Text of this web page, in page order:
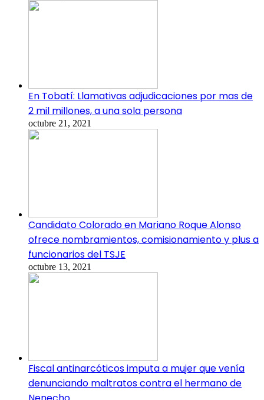
En Tobatí: Llamativas adjudicaciones por mas de
2 mil millones, a una sola persona
octubre 21, 2021
Candidato Colorado en Mariano Roque Alonso
ofrece nombramientos, comisionamiento y plus a
funcionarios del TSJE
octubre 13, 2021
Fiscal antinarcóticos imputa a mujer que venía
denunciando maltratos contra el hermano de